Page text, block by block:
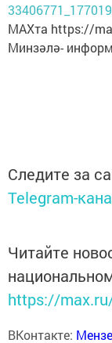
33406771_177019
МАХта https://
Минзәлә-
Следите за
Telegram-
Читайте
https://
ВКонтакте: